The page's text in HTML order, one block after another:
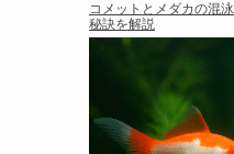
コメットとメダカの混
秘訣を解説